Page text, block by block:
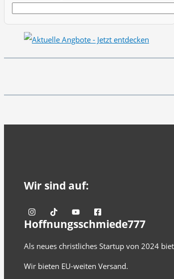
Wir sind auf:
Hoffnungsschmiede777
Als neues christliches Startup von 2024
Wir bieten EU-weiten Versand.